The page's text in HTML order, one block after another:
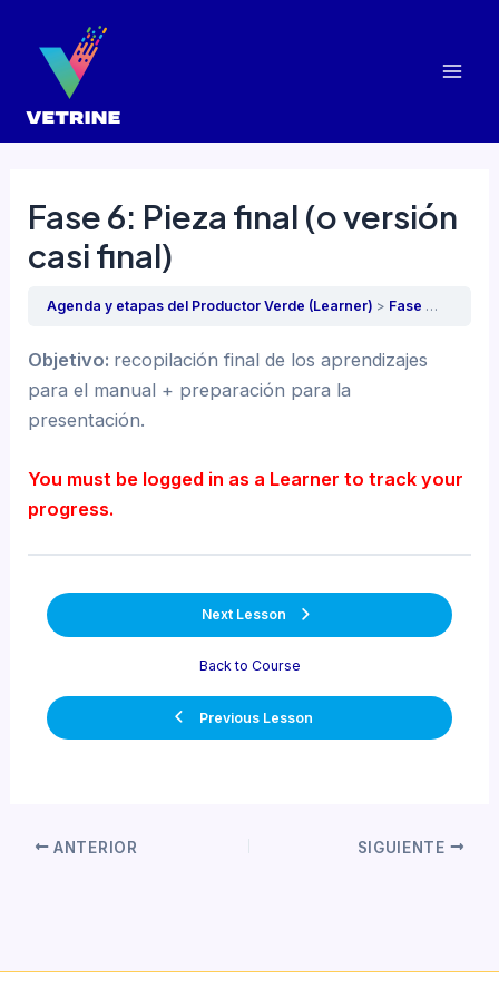
contenido
Fase 6: Pieza final (o versión
casi final)
Agenda y etapas del Productor Verde (Learner) Fase 6: Pieza final (o versión casi final)
Objetivo: recopilación final de los aprendizajes
para el manual + preparación para la
presentación.
You must be logged in as a Learner to track your
progress.
Previous Lesson
Back to Course
Next Lesson
Navegación
ANTERIOR SIGUIENTE